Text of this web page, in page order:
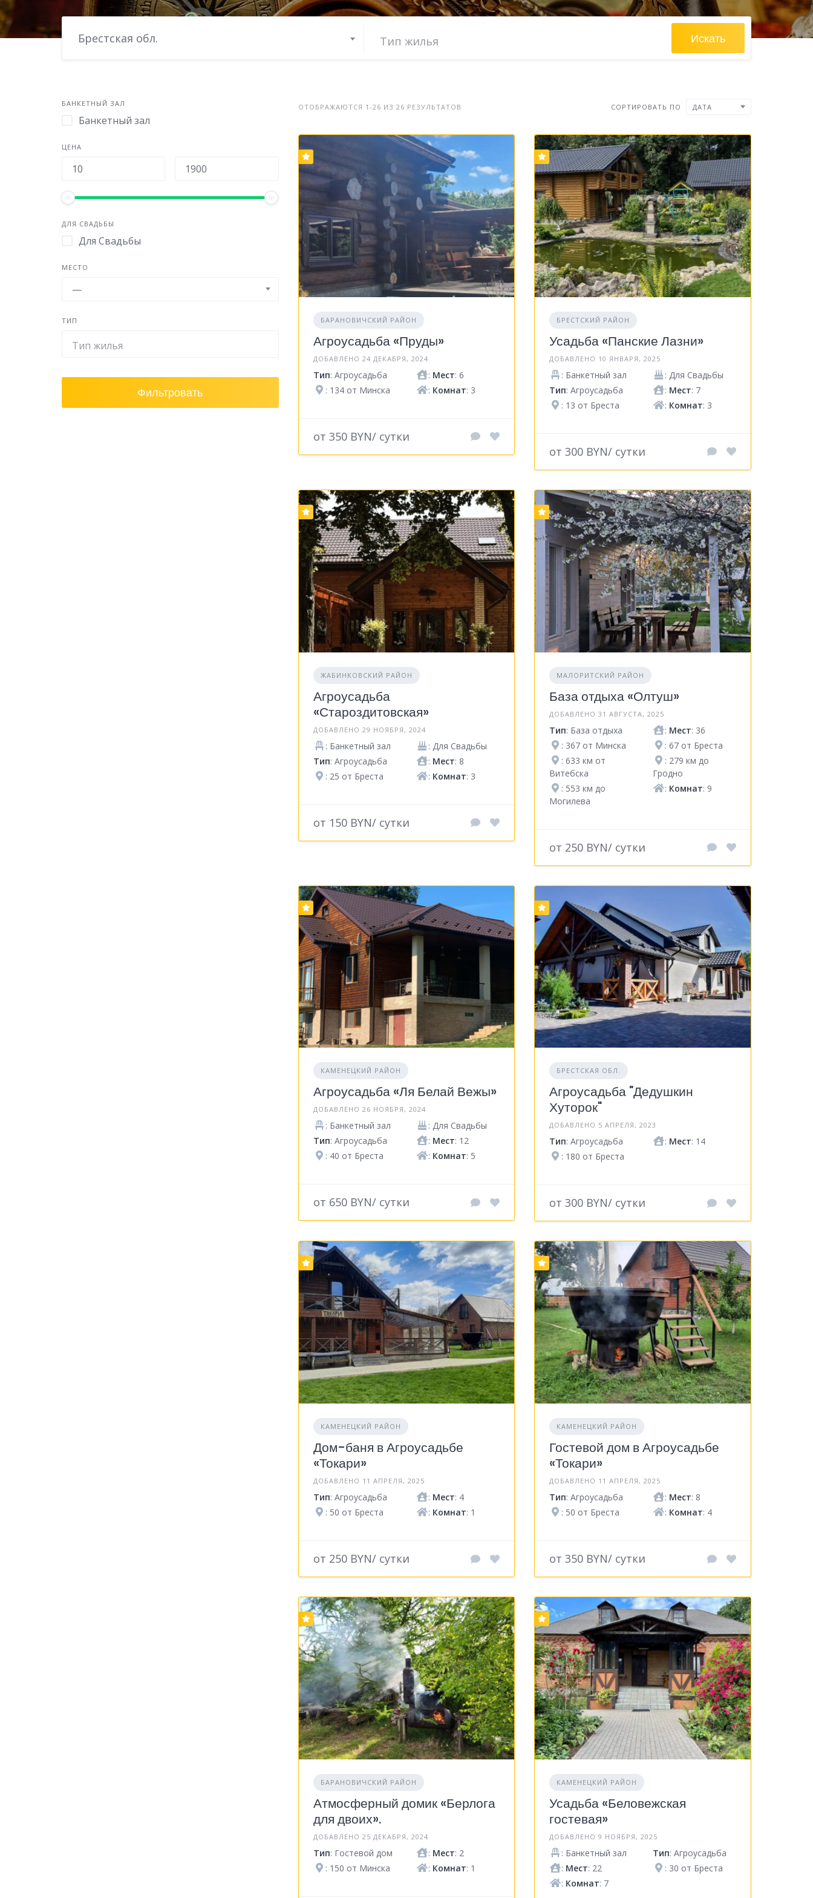
Брестская обл. Искать
БАНКЕТНЫЙ ЗАЛ
Банкетный зал
ЦЕНА
ДЛЯ СВАДЬБЫ
Для Свадьбы
МЕСТО
—
ТИП
Фильтровать
ОТОБРАЖАЮТСЯ 1-26 ИЗ 26 РЕЗУЛЬТАТОВ СОРТИРОВАТЬ ПО ДАТА
БАРАНОВИЧСКИЙ РАЙОН
Агроусадьба «Пруды»
ДОБАВЛЕНО 24 ДЕКАБРЯ, 2024
Тип: Агроусадьба : Мест: 6
: 134 от Минска
: Комнат: 3
от 350 BYN/ сутки
БРЕСТСКИЙ РАЙОН
Усадьба «Панские Лазни»
ДОБАВЛЕНО 10 ЯНВАРЯ, 2025
: Банкетный зал
: Для Свадьбы
Тип: Агроусадьба : Мест: 7
: 13 от Бреста
: Комнат: 3
от 300 BYN/ сутки
ЖАБИНКОВСКИЙ РАЙОН
Агроусадьба
«Староздитовская»
ДОБАВЛЕНО 29 НОЯБРЯ, 2024
: Банкетный зал
: Для Свадьбы
Тип: Агроусадьба : Мест: 8
: 25 от Бреста
: Комнат: 3
от 150 BYN/ сутки
МАЛОРИТСКИЙ РАЙОН
База отдыха «Олтуш»
ДОБАВЛЕНО 31 АВГУСТА, 2025
Тип: База отдыха : Мест: 36
: 367 от Минска
: 67 от Бреста
: 633 км от
Витебска
: 279 км до
Гродно
: 553 км до
Могилева
: Комнат: 9
от 250 BYN/ сутки
КАМЕНЕЦКИЙ РАЙОН
Агроусадьба «Ля Белай Вежы»
ДОБАВЛЕНО 26 НОЯБРЯ, 2024
: Банкетный зал
: Для Свадьбы
Тип: Агроусадьба : Мест: 12
: 40 от Бреста
: Комнат: 5
от 650 BYN/ сутки
БРЕСТСКАЯ ОБЛ.
Агроусадьба "Дедушкин
Хуторок"
ДОБАВЛЕНО 5 АПРЕЛЯ, 2023
Тип: Агроусадьба : Мест: 14
: 180 от Бреста
от 300 BYN/ сутки
КАМЕНЕЦКИЙ РАЙОН
Дом-баня в Агроусадьбе
«Токари»
ДОБАВЛЕНО 11 АПРЕЛЯ, 2025
Тип: Агроусадьба : Мест: 4
: 50 от Бреста
: Комнат: 1
от 250 BYN/ сутки
КАМЕНЕЦКИЙ РАЙОН
Гостевой дом в Агроусадьбе
«Токари»
ДОБАВЛЕНО 11 АПРЕЛЯ, 2025
Тип: Агроусадьба : Мест: 8
: 50 от Бреста
: Комнат: 4
от 350 BYN/ сутки
БАРАНОВИЧСКИЙ РАЙОН
Атмосферный домик «Берлога
для двоих».
ДОБАВЛЕНО 25 ДЕКАБРЯ, 2024
Тип: Гостевой дом : Мест: 2
: 150 от Минска
: Комнат: 1
КАМЕНЕЦКИЙ РАЙОН
Усадьба «Беловежская
гостевая»
ДОБАВЛЕНО 9 НОЯБРЯ, 2025
: Банкетный зал Тип: Агроусадьба
: Мест: 22
: 30 от Бреста
: Комнат: 7